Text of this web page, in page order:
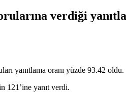
verdiği
yanıtlama oranı yüzde 93.42 oldu.
121’ine yanıt verdi.